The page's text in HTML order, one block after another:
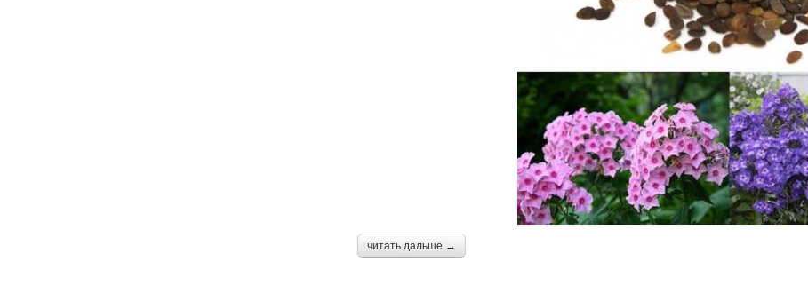
читать дальше →